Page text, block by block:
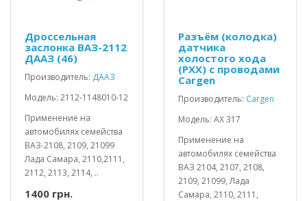
Дроссельная
заслонка ВАЗ-2112
ДААЗ (46)
Производитель: ДААЗ
Модель: 2112-1148010-12
Применение на
автомобилях семейства
ВАЗ-2108, 2109, 21099
Лада Самара, 2110,2111,
2112, 2113, 2114, ..
1400 грн.
Разъём (колодка)
датчика
холостого хода
(РХХ) с проводами
Cargen
Производитель: Cargen
Модель: АХ 317
Применение на
автомобилях семейства
ВАЗ 2104, 2107, 2108,
2109, 21099, Лада
Самара, 2110, 2111,